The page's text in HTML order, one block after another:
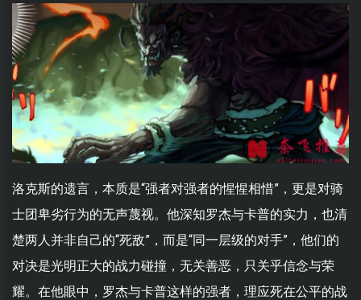
洛克斯的遗言，本质是“强者对强者的惺惺相惜”，更是对骑
士团卑劣行为的无声蔑视。他深知罗杰与卡普的实力，也清
楚两人并非自己的“死敌”，而是“同一层级的对手”，他们的
对决是光明正大的战力碰撞，无关善恶，只关乎信念与荣
耀。在他眼中，罗杰与卡普这样的强者，理应死在公平的战